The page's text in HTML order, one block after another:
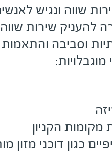
שווה ונגיש
להעניק שירות
וסביבה והתאמות
הקניון
כגון דוכני מזון